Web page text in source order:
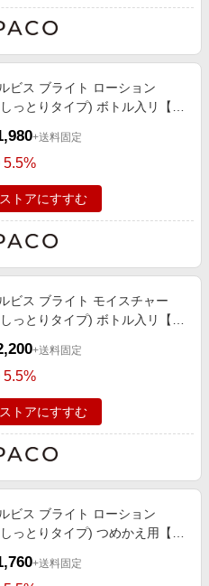
ビス ブライト ローション
っとりタイプ) ボトル入リ【医
+送料固定
5.5%
ストアにすすむ
ビス ブライト モイスチャー
っとりタイプ) ボトル入リ【医
+送料固定
5.5%
ストアにすすむ
ビス ブライト ローション
っとりタイプ) つめかえ用【医
+送料固定